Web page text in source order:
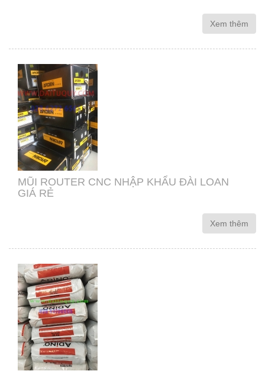
Xem thêm
MŨI ROUTER CNC NHẬP KHẨU ĐÀI LOAN
GIÁ RẺ
Xem thêm